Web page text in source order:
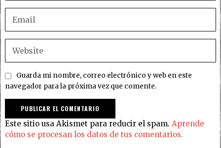
Guarda mi nombre, correo electrónico y web en este
navegador para la próxima vez que comente.
Este sitio usa Akismet para reducir el spam. Aprende
cómo se procesan los datos de tus comentarios.